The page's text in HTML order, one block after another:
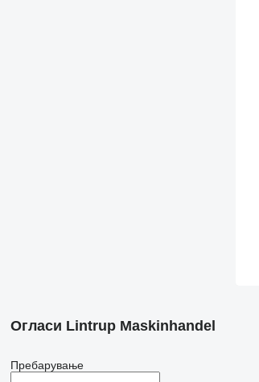
Огласи Lintrup Maskinhandel
Пребарување